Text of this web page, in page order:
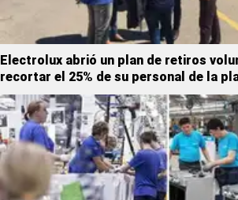
Electrolux abrió un plan de retiros
recortar el 25% de su personal de la